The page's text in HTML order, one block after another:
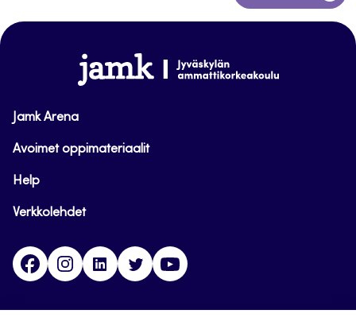
takaisin
www.jamk.fi
Jamk Arena
Avoimet oppimateriaalit
Help
Verkkolehdet
FacebookInstagramLinkedinTwitter